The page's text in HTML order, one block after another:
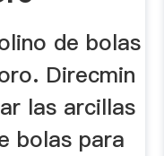
de bolas
Direcmin
las arcillas
bolas para